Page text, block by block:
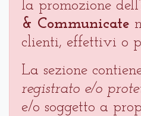
la promozione
& Communicate
clienti, effettivi o
La sezione
registrato e/o
e/o soggetto a